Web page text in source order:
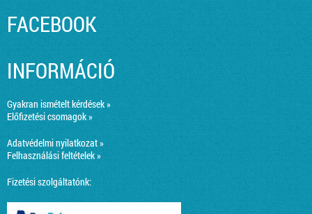
FACEBOOK
INFORMÁCIÓ
Gyakran ismételt kérdések »
Előfizetési csomagok »
Adatvédelmi nyilatkozat »
Felhasználási feltételek »
Fizetési szolgáltatónk: